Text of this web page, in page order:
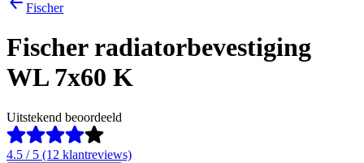
Fischer
Fischer radiatorbevestiging
WL 7x60 K
Uitstekend beoordeeld
4.5 / 5 (12 klantreviews)